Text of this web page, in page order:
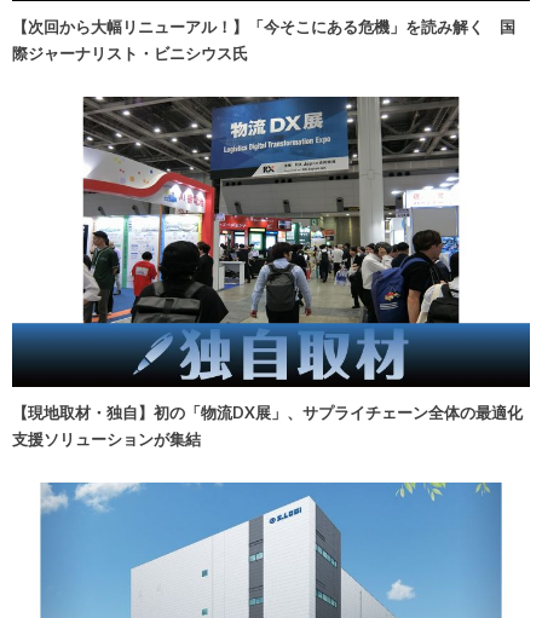
【次回から大幅リニューアル！】「今そこにある危機」を読み解く 国
際ジャーナリスト・ビニシウス氏
【現地取材・独自】初の「物流DX展」、サプライチェーン全体の最適化
支援ソリューションが集結